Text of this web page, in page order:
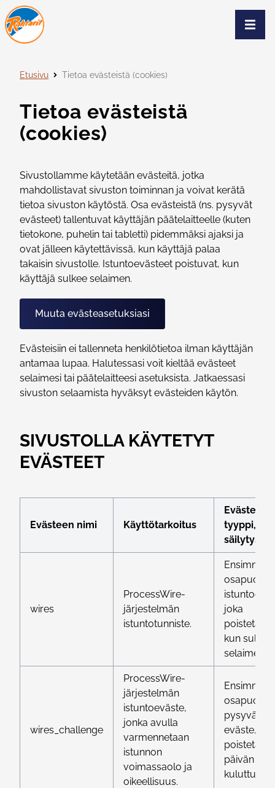
Siirry sivun sisältöön
Etusivu Tietoa evästeistä (cookies)
Tietoa evästeistä
(cookies)
Sivustollamme käytetään evästeitä, jotka
mahdollistavat sivuston toiminnan ja voivat kerätä
tietoa sivuston käytöstä. Osa evästeistä (ns. pysyvät
evästeet) tallentuvat käyttäjän päätelaitteelle (kuten
tietokone, puhelin tai tabletti) pidemmäksi ajaksi ja
ovat jälleen käytettävissä, kun käyttäjä palaa
takaisin sivustolle. Istuntoevästeet poistuvat, kun
käyttäjä sulkee selaimen.
Muuta evästeasetuksiasi
Evästeisiin ei tallenneta henkilötietoa ilman käyttäjän
antamaa lupaa. Halutessasi voit kieltää evästeet
selaimesi tai päätelaitteesi asetuksista. Jatkaessasi
sivuston selaamista hyväksyt evästeiden käytön.
SIVUSTOLLA KÄYTETYT
EVÄSTEET
Evästeen nimi Käyttötarkoitus
Evästeen
tyyppi,
wires
ProcessWire-
järjestelmän
istuntotunniste.
osapuolen
joka
poistetaan
kun suljet
selaimen
wires_challenge
ProcessWire-
järjestelmän
istuntoeväste,
jonka avulla
varmennetaan
istunnon
voimassaolo ja
oikeellisuus.
osapuolen
pysyvä
eväste,
poistetaan
päivän
kuluttua.